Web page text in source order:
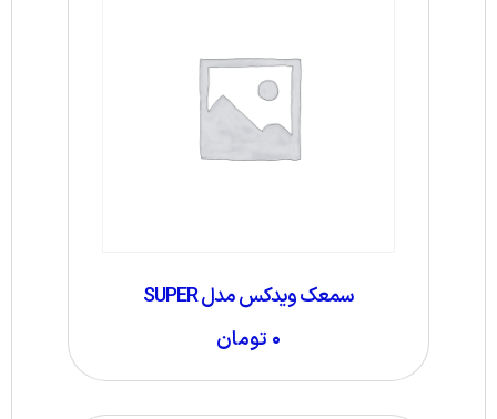
سمعک ویدکس مدل SUPER
۰ تومان